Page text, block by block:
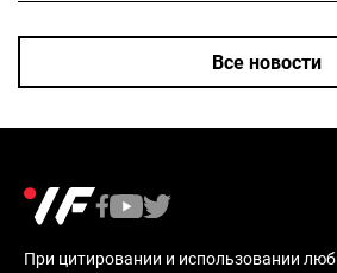
Все новости
При цитировании и использовании